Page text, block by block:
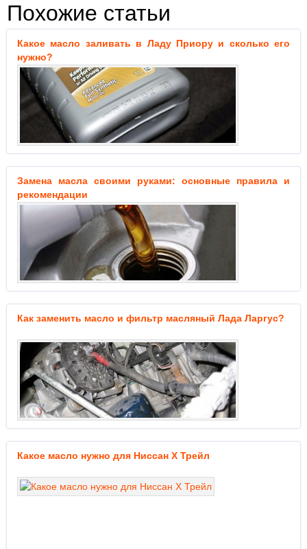
Похожие статьи
Какое масло заливать в Ладу Приору и сколько его
нужно?
Замена масла своими руками: основные правила и
рекомендации
Как заменить масло и фильтр масляный Лада Ларгус?
Какое масло нужно для Ниссан Х Трейл